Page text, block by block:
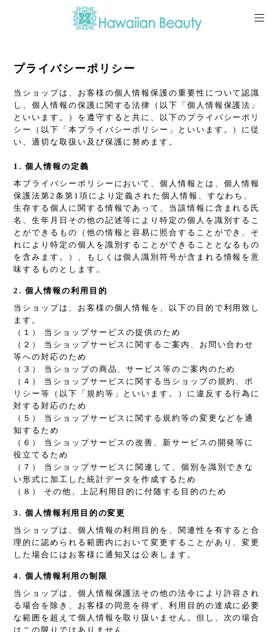
プライバシーポリシー
当ショップは、お客様の個人情報保護の重要性について認識
し、個人情報の保護に関する法律（以下「個人情報保護法」
といいます。）を遵守すると共に、以下のプライバシーポリ
シー（以下「本プライバシーポリシー」といいます。）に従
い、適切な取扱い及び保護に努めます。
1. 個人情報の定義
本プライバシーポリシーにおいて、個人情報とは、個人情報
保護法第2条第1項により定義された個人情報、すなわち、
生存する個人に関する情報であって、当該情報に含まれる氏
名、生年月日その他の記述等により特定の個人を識別するこ
とができるもの（他の情報と容易に照合することができ、そ
れにより特定の個人を識別することができることとなるもの
を含みます。）、もしくは個人識別符号が含まれる情報を意
味するものとします。
2. 個人情報の利用目的
当ショップは、お客様の個人情報を、以下の目的で利用致し
ます。
（１） 当ショップサービスの提供のため
（２） 当ショップサービスに関するご案内、お問い合わせ
等への対応のため
（３） 当ショップの商品、サービス等のご案内のため
（４） 当ショップサービスに関する当ショップの規約、ポ
リシー等（以下「規約等」といいます。）に違反する行為に
対する対応のため
（５） 当ショップサービスに関する規約等の変更などを通
知するため
（６） 当ショップサービスの改善、新サービスの開発等に
役立てるため
（７） 当ショップサービスに関連して、個別を識別できな
い形式に加工した統計データを作成するため
（８） その他、上記利用目的に付随する目的のため
3. 個人情報利用目的の変更
当ショップは、個人情報の利用目的を、関連性を有すると合
理的に認められる範囲内において変更することがあり、変更
した場合にはお客様に通知又は公表します。
4. 個人情報利用の制限
当ショップは、個人情報保護法その他の法令により許容され
る場合を除き、お客様の同意を得ず、利用目的の達成に必要
な範囲を超えて個人情報を取り扱いません。但し、次の場合
はこの限りではありません。